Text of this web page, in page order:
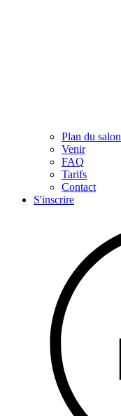
Plan du salon
Venir
FAQ
Tarifs
Contact
S'inscrire